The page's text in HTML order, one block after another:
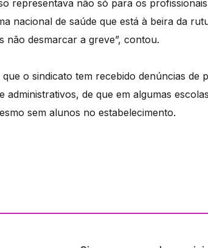
representava não só para os
nacional de saúde que está à beira da
não desmarcar a greve”, contou.
o sindicato tem recebido denúncias de
administrativos, de que em algumas
sem alunos no estabelecimento.